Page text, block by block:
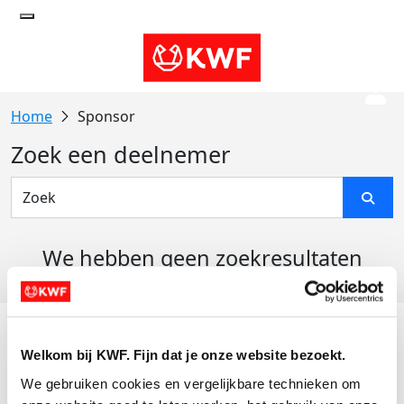
Welkom bij KWF. Fijn dat je onze website bezoekt.
We gebruiken cookies en vergelijkbare technieken om
Sponsor
Zoek een deelnemer
We hebben geen zoekresultaten
Actiematerialen
Evenementen